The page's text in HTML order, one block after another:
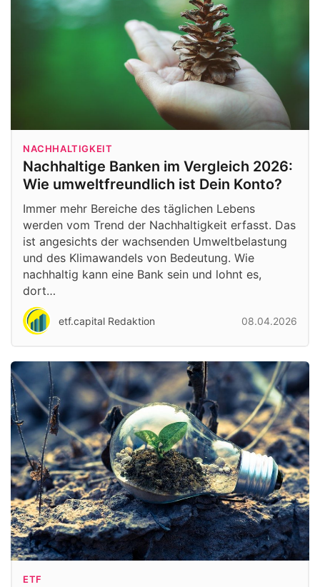
NACHHALTIGKEIT
Nachhaltige Banken im Vergleich 2026:
Wie umweltfreundlich ist Dein Konto?
Immer mehr Bereiche des täglichen Lebens
werden vom Trend der Nachhaltigkeit erfasst. Das
ist angesichts der wachsenden Umweltbelastung
und des Klimawandels von Bedeutung. Wie
nachhaltig kann eine Bank sein und lohnt es,
dort…
etf.capital Redaktion 08.04.2026
ETF